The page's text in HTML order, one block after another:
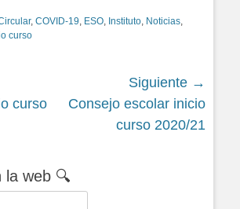
, COVID-19 ESO Instituto Noticias
curso
curso
Siguiente →
Siguiente
Consejo escolar inicio
curso 2020/21
la web 🔍